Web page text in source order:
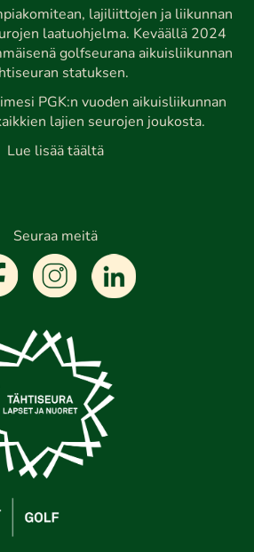
lajiliittojen ja liikunnan
laatuohjelma. Keväällä 2024
golfseurana aikuisliikunnan
statuksen.
PGK:n vuoden aikuisliikunnan
lajien seurojen joukosta.
Lue lisää täältä
Seuraa meitä